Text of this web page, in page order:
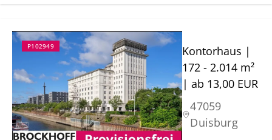
P102949
Kontorhaus |
172 - 2.014 m²
| ab 13,00 EUR
47059
Duisburg